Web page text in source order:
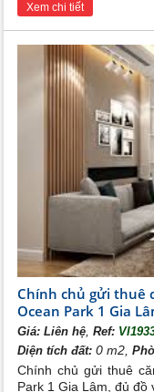
Xem chi tiết
Chính chủ gửi thuê
Ocean Park 1 Gia
Giá:Liên hệ ,Ref:
Diện tích đất: 0 m2,
Chính chủ gửi thuê
Park 1 Gia Lâm, đủ đồ